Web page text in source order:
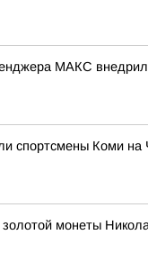
МАКС
спортсмены Коми
монеты